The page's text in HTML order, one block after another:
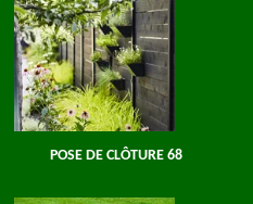
POSE DE CLÔTURE 68